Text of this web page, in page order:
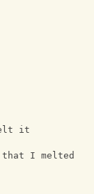
felt it
I melted